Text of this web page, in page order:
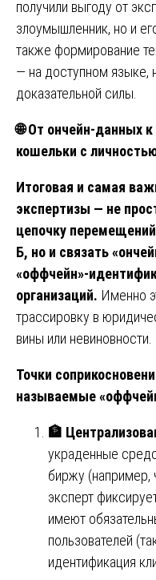
получили выгоду от
злоумышленник, но и
также формирование
— на доступном языке,
доказательной силы.
🌐От ончейн-данных к
кошельки с
Итоговая и самая
экспертизы — не
цепочку
Б, но и связать
«оффчейн»-
организаций. Именно
трассировку в
вины или
Точки
называемые
🏦
украденные
биржу (например,
эксперт
имеют
пользователей
идентификация